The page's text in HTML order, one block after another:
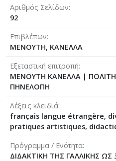
Αριθμός Σελίδων
92
Επιβλέπων
ΜΕΝΟΥΤΗ, ΚΑΝΕΛΛΑ
Εξεταστική επιτροπή
ΜΕΝΟΥΤΗ ΚΑΝΕΛΛΑ |
ΠΗΝΕΛΟΠΗ
Λέξεις κλειδιά
français langue étrangère,
pratiques artistiques,
Πρόγραμμα / Ενότητα
ΔΙΔΑΚΤΙΚΗ ΤΗΣ ΓΑΛΛΙΚΗΣ